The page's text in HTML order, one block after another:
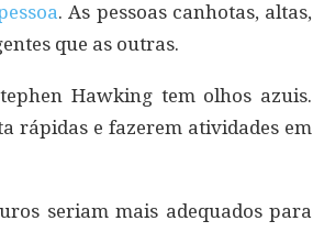
. As pessoas canhotas, altas,
que as outras.
Hawking tem olhos azuis.
rápidas e fazerem atividades em
seriam mais adequados para